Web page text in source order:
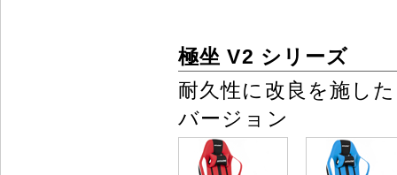
極坐 V2 シリーズ
耐久性に改良を施し
バージョン